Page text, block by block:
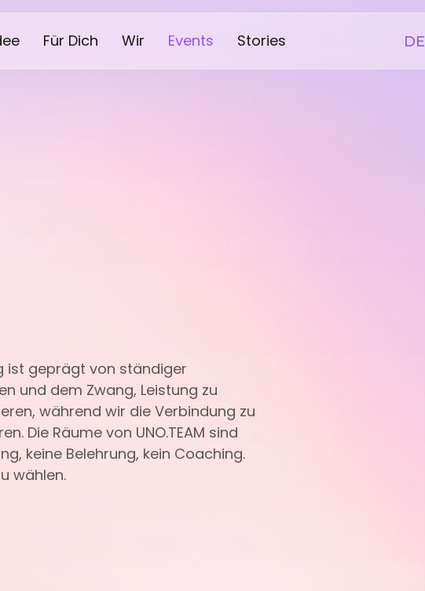
Für Dich Wir Events Stories DE
ist geprägt von ständiger
und dem Zwang, Leistung zu
während wir die Verbindung zu
Die Räume von UNO.TEAM sind
keine Belehrung, kein Coaching.
wählen.